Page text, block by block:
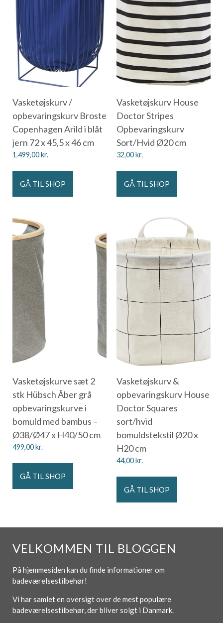
Vasketøjskurv /
opbevaringskurv Broste
Copenhagen Arild i blåt
jern 72 x 45,5 x 46 cm
1.499,00kr.
GÅ TIL SHOP
Vasketøjskurv House
Doctor Stripes
Opbevaringskurv
Sort/Hvid Ø20 cm
32,00kr.
GÅ TIL SHOP
Vasketøjskurve sæt 2
stk Hübsch Ãber grå
opbevaringskurve i
bomuld med bambus –
Ø38/Ø47 x H40/50 cm
499,00kr.
GÅ TIL SHOP
Vasketøjskurv &
opbevaringskurv House
Doctor Squares
sort/hvid
bomuldstekstil Ø20 x
H20 cm
44,00kr.
GÅ TIL SHOP
VELKOMMEN TIL BLOGGEN
På hjemmesiden kan du finde informationer om
badeværelsestilbehør!
Vi har samlet en oversigt over de mest populære
badeværelsestilbehør, der bliver solgt i Danmark.